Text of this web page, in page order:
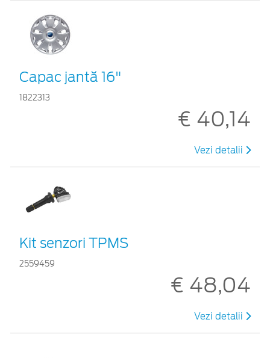
Capac jantă 16"
1822313
€ 40,14
Vezi detalii
Kit senzori TPMS
2559459
€ 48,04
Vezi detalii